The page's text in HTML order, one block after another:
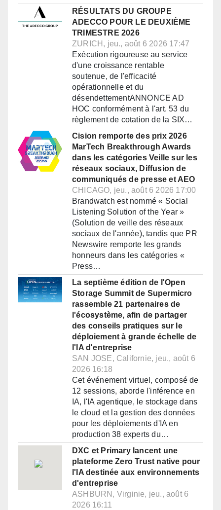
RÉSULTATS DU GROUPE
ADECCO POUR LE DEUXIÈME
TRIMESTRE 2026
ZURICH, jeu., août 6 2026 17:47
Exécution rigoureuse au service
d'une croissance rentable
soutenue, de l'efficacité
opérationnelle et du
désendettementANNONCE AD
HOC conformément à l'art. 53 du
règlement de cotation de la SIX…
Cision remporte des prix 2026
MarTech Breakthrough Awards
dans les catégories Veille sur les
réseaux sociaux, Diffusion de
communiqués de presse et AEO
CHICAGO, jeu., août 6 2026 17:00
Brandwatch est nommé « Social
Listening Solution of the Year »
(Solution de veille des réseaux
sociaux de l'année), tandis que PR
Newswire remporte les grands
honneurs dans les catégories «
Press…
La septième édition de l'Open
Storage Summit de Supermicro
rassemble 21 partenaires de
l'écosystème, afin de partager
des conseils pratiques sur le
déploiement à grande échelle de
l'IA d'entreprise
SAN JOSE, Californie, jeu., août 6
2026 16:18
Cet événement virtuel, composé de
12 sessions, aborde l'inférence en
IA, l'IA agentique, le stockage dans
le cloud et la gestion des données
pour les déploiements d'IA en
production 38 experts du…
DXC et Primary lancent une
plateforme Zero Trust native pour
l'IA destinée aux environnements
d'entreprise
ASHBURN, Virginie, jeu., août 6
2026 16:11